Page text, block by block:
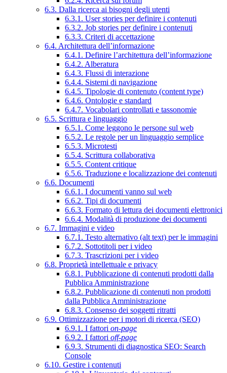
6.3. Dalla ricerca ai bisogni degli utenti
6.3.1. User stories per definire i contenuti
6.3.2. Job stories per definire i contenuti
6.3.3. Criteri di accettazione
6.4. Architettura dell’informazione
6.4.1. Definire l’architettura dell’informazione
6.4.2. Alberatura
6.4.3. Flussi di interazione
6.4.4. Sistemi di navigazione
6.4.5. Tipologie di contenuto (content type)
6.4.6. Ontologie e standard
6.4.7. Vocabolari controllati e tassonomie
6.5. Scrittura e linguaggio
6.5.1. Come leggono le persone sul web
6.5.2. Le regole per un linguaggio semplice
6.5.3. Microtesti
6.5.4. Scrittura collaborativa
6.5.5. Content critique
6.5.6. Traduzione e localizzazione dei contenuti
6.6. Documenti
6.6.1. I documenti vanno sul web
6.6.2. Tipi di documenti
6.6.3. Formato di lettura dei documenti elettronici
6.6.4. Modalità di produzione dei documenti
6.7. Immagini e video
6.7.1. Testo alternativo (alt text) per le immagini
6.7.2. Sottotitoli per i video
6.7.3. Trascrizioni per i video
6.8. Proprietà intellettuale e privacy
6.8.1. Pubblicazione di contenuti prodotti dalla
Pubblica Amministrazione
6.8.2. Pubblicazione di contenuti non prodotti
dalla Pubblica Amministrazione
6.8.3. Consenso dei soggetti ritratti
6.9. Ottimizzazione per i motori di ricerca (SEO)
6.9.1. I fattori on-page
6.9.2. I fattori off-page
6.9.3. Strumenti di diagnostica SEO: Search
Console
6.10. Gestire i contenuti